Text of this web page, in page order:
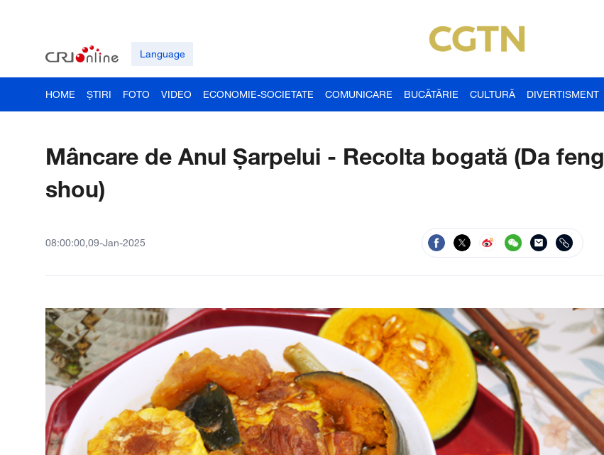
Language
HOME ȘTIRI FOTO VIDEO ECONOMIE-SOCIETATE COMUNICARE BUCĂTĂRIE CULTURĂ DIVERTISMENT
Mâncare de Anul Șarpelui - Recolta bogată (Da feng
shou)
08:00:00,09-Jan-2025